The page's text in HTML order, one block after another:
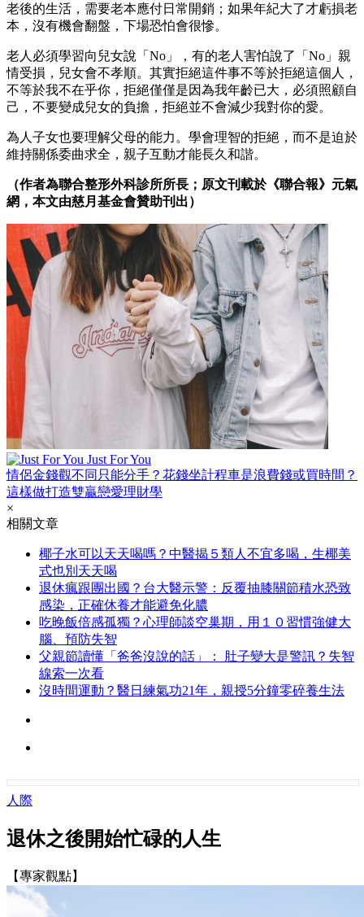
老後的生活，需要老本應付日常開銷；如果年紀大了才虧損老
本，沒有機會翻盤，下場恐怕會很慘。
老人必須學習向兒女說「No」，有的老人害怕說了「No」親
情受損，兒女會不孝順。其實拒絕這件事不等於拒絕這個人，
不等於我不在乎你，拒絕僅僅是因為我年齡已大，必須照顧自
己，不要變成兒女的負擔，拒絕並不會減少我對你的愛。
為人子女也要理解父母的能力。學會理智的拒絕，而不是迫於
維持關係委曲求全，親子互動才能長久和諧。
（作者為聯合整形外科診所所長；原文刊載於《聯合報》元氣
網，本文由慈月基金會贊助刊出）
Just For You
情侶金錢觀不同只能分手？花錢坐計程車是浪費錢或買時間？
這樣做打造雙贏戀愛理財學
×
相關文章
椰子水可以天天喝嗎？中醫揭５類人不宜多喝，生椰美
式也別天天喝
退休瘋跟團出國？台大醫示警：反覆抽膝關節積水恐致
感染，正確休養才能避免化膿
吃晚飯倍感孤獨？心理師談空巢期，用１０習慣強健大
腦、預防失智
父親節讀懂「爸爸沒說的話」： 肚子變大是警訊？失智
線索一次看
沒時間運動？醫日練氣功21年，親授5分鐘零碎養生法
人際
退休之後開始忙碌的人生
【專家觀點】